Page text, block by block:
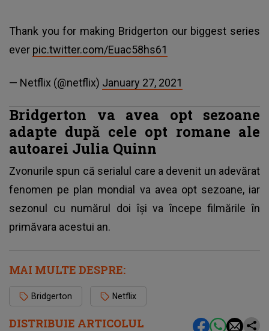
DISTRIBUIE ARTICOLUL
Thank you for making Bridgerton our biggest series
ever pic.twitter.com/Euac58hs61
— Netflix (@netflix) January 27, 2021
Bridgerton va avea opt sezoane
adapte după cele opt romane ale
autoarei Julia Quinn
Zvonurile spun că serialul care a devenit un adevărat
fenomen pe plan mondial va avea opt sezoane, iar
sezonul cu numărul doi își va începe filmările în
primăvara acestui an.
MAI MULTE DESPRE:
Bridgerton Netflix